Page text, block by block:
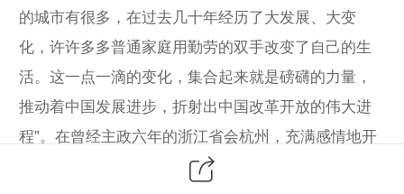
的城市有很多，在过去几十年经历了大发展、大变
化，许许多多普通家庭用勤劳的双手改变了自己的生
活。这一点一滴的变化，集合起来就是磅礴的力量，
推动着中国发展进步，折射出中国改革开放的伟大进
程”。在曾经主政六年的浙江省会杭州，充满感情地开